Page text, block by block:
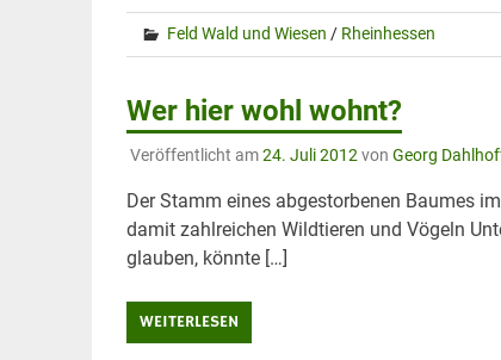
Feld Wald und Wiesen / Rheinhessen
Wer hier wohl wohnt?
Veröffentlicht am24. Juli 2012 von Georg
Der Stamm eines abgestorbenen Baumes
damit zahlreichen Wildtieren und Vögeln
glauben, könnte […]
WEITERLESEN